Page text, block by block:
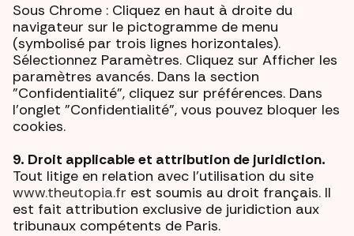
Sous Chrome : Cliquez en haut à droite du
navigateur sur le pictogramme de menu
(symbolisé par trois lignes horizontales).
Sélectionnez Paramètres. Cliquez sur Afficher les
paramètres avancés. Dans la section
"Confidentialité", cliquez sur préférences. Dans
l'onglet "Confidentialité", vous pouvez bloquer les
cookies.
9. Droit applicable et attribution de juridiction.
Tout litige en relation avec l’utilisation du site
www.theutopia.fr est soumis au droit français. Il
est fait attribution exclusive de juridiction aux
tribunaux compétents de Paris.